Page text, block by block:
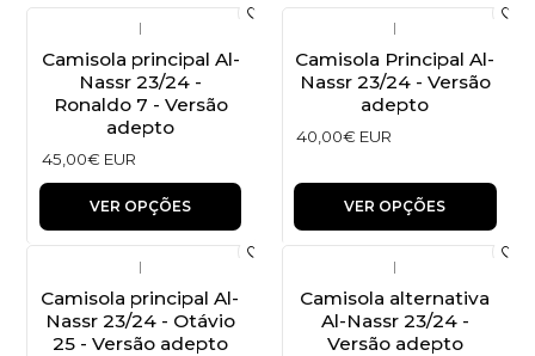
|
Camisola principal Al-
Nassr 23/24 -
Ronaldo 7 - Versão
adepto
45,00€ EUR
VER OPÇÕES
|
Camisola Principal Al-
Nassr 23/24 - Versão
adepto
40,00€ EUR
VER OPÇÕES
|
Camisola principal Al-
Nassr 23/24 - Otávio
25 - Versão adepto
|
Camisola alternativa
Al-Nassr 23/24 -
Versão adepto